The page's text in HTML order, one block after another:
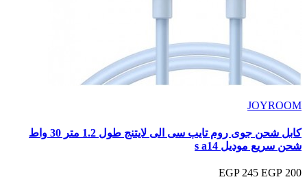
JOYROOM
كابل شحن جوى روم تايب سى الى لايتنج طول 1.2 متر 30 واط
شحن سريع موديل s a14
200 EGP
245 EGP